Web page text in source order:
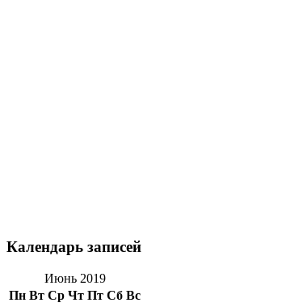
Календарь записей
Июнь 2019
Пн Вт Ср Чт Пт Сб Вс